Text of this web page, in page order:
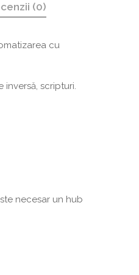
(0)
cu
scripturi.
necesar un hub